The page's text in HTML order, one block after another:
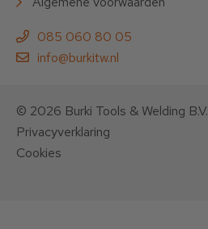
085 060 80 05
info@burkitw.nl
© 2026 Burki Tools & Welding B.V.
Privacyverklaring
Cookies